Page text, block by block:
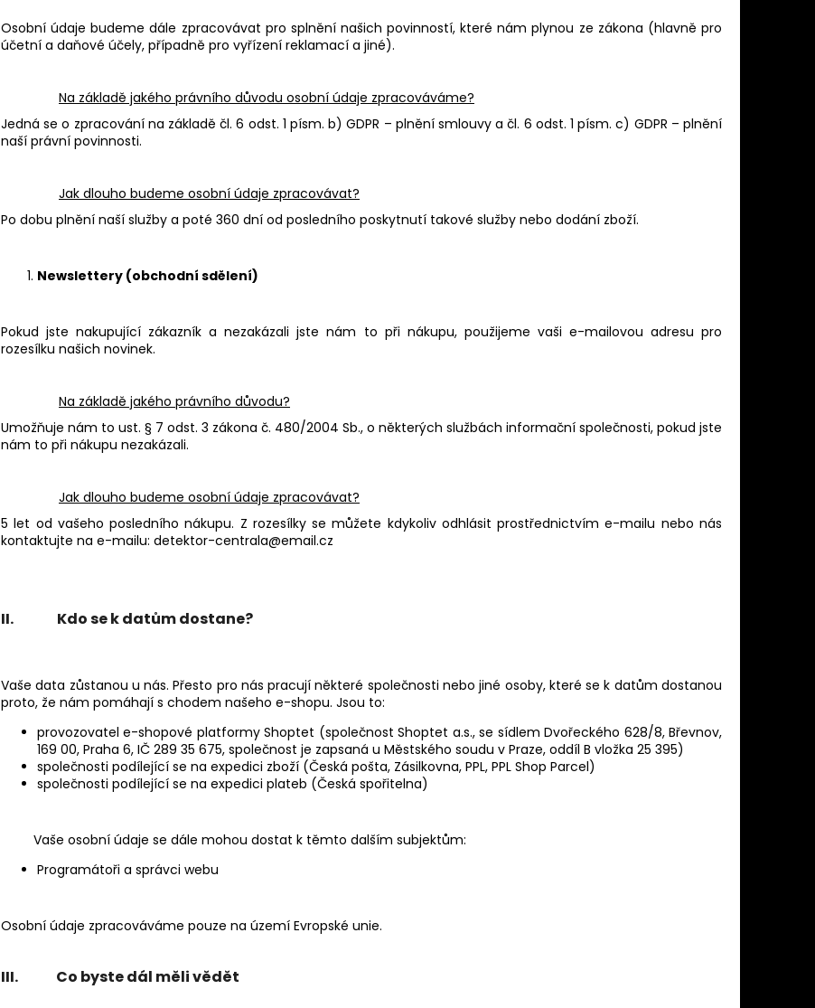
Osobní údaje budeme dále zpracovávat pro splnění našich povinností, které nám plynou ze zákona (hlavně pro
účetní a daňové účely, případně pro vyřízení reklamací a jiné).
Na základě jakého právního důvodu osobní údaje zpracováváme?
Jedná se o zpracování na základě čl. 6 odst. 1 písm. b) GDPR – plnění smlouvy a čl. 6 odst. 1 písm. c) GDPR – plnění
naší právní povinnosti.
Jak dlouho budeme osobní údaje zpracovávat?
Po dobu plnění naší služby a poté 360 dní od posledního poskytnutí takové služby nebo dodání zboží.
Newslettery (obchodní sdělení)
Pokud jste nakupující zákazník a nezakázali jste nám to při nákupu, použijeme vaši e-mailovou adresu pro
rozesílku našich novinek.
Na základě jakého právního důvodu?
Umožňuje nám to ust. § 7 odst. 3 zákona č. 480/2004 Sb., o některých službách informační společnosti, pokud jste
nám to při nákupu nezakázali.
Jak dlouho budeme osobní údaje zpracovávat?
5 let od vašeho posledního nákupu. Z rozesílky se můžete kdykoliv odhlásit prostřednictvím e-mailu nebo nás
kontaktujte na e-mailu: detektor-centrala@email.cz
II. Kdo se k datům dostane?
Vaše data zůstanou u nás. Přesto pro nás pracují některé společnosti nebo jiné osoby, které se k datům dostanou
proto, že nám pomáhají s chodem našeho e-shopu. Jsou to:
provozovatel e-shopové platformy Shoptet (společnost Shoptet a.s., se sídlem Dvořeckého 628/8, Břevnov,
169 00, Praha 6, IČ 289 35 675, společnost je zapsaná u Městského soudu v Praze, oddíl B vložka 25 395)
společnosti podílející se na expedici zboží (Česká pošta, Zásilkovna, PPL, PPL Shop Parcel)
společnosti podílející se na expedici plateb (Česká spořitelna)
Vaše osobní údaje se dále mohou dostat k těmto dalším subjektům:
Programátoři a správci webu
Osobní údaje zpracováváme pouze na území Evropské unie.
III. Co byste dál měli vědět